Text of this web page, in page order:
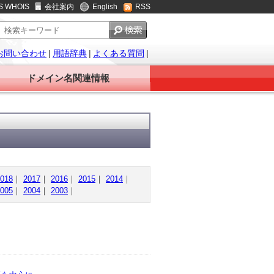
WHOIS 会社案内 English RSS
問い合わせ | 用語辞典 | よくある質問 |
ドメイン名関連情報
｜ 2017 ｜ 2016 ｜ 2015 ｜ 2014 ｜
｜ 2004 ｜ 2003 ｜